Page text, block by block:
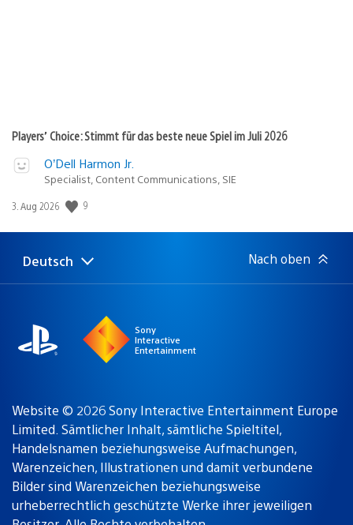
Players’ Choice: Stimmt für das beste neue Spiel im Juli 2026
O’Dell Harmon Jr.
Specialist, Content Communications, SIE
Veröffentlichungsdatum:
3. Aug 2026 9
Select
Aktuelle
Deutsch Nach oben
Sony
Interactive
Entertainment
Website © 2026 Sony Interactive Entertainment Europe
Limited. Sämtlicher Inhalt, sämtliche Spieltitel,
Handelsnamen beziehungsweise Aufmachungen,
Warenzeichen, Illustrationen und damit verbundene
Bilder sind Warenzeichen beziehungsweise
urheberrechtlich geschützte Werke ihrer jeweiligen